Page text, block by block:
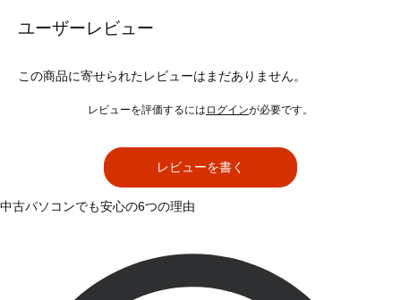
ユーザーレビュー
この商品に寄せられたレビューはまだありません。
レビューを評価するには ログインが必要です。
レビューを書く
中古パソコンでも安心の6つの理由